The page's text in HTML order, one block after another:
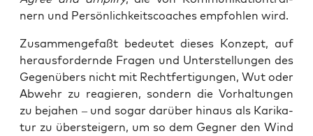
nern und Per­sön­lich­keits­coa­ches emp­foh­len wird.
Zusam­men­ge­faßt bedeu­tet die­ses Kon­zept, auf
her­aus­for­dern­de Fra­gen und Unter­stel­lun­gen des
Gegen­übers nicht mit Recht­fer­ti­gun­gen, Wut oder
Abwehr zu reagie­ren, son­dern die Vor­hal­tun­gen
zu beja­hen – und sogar dar­über hin­aus als Kari­ka­
tur zu über­stei­gern, um so dem Geg­ner den Wind